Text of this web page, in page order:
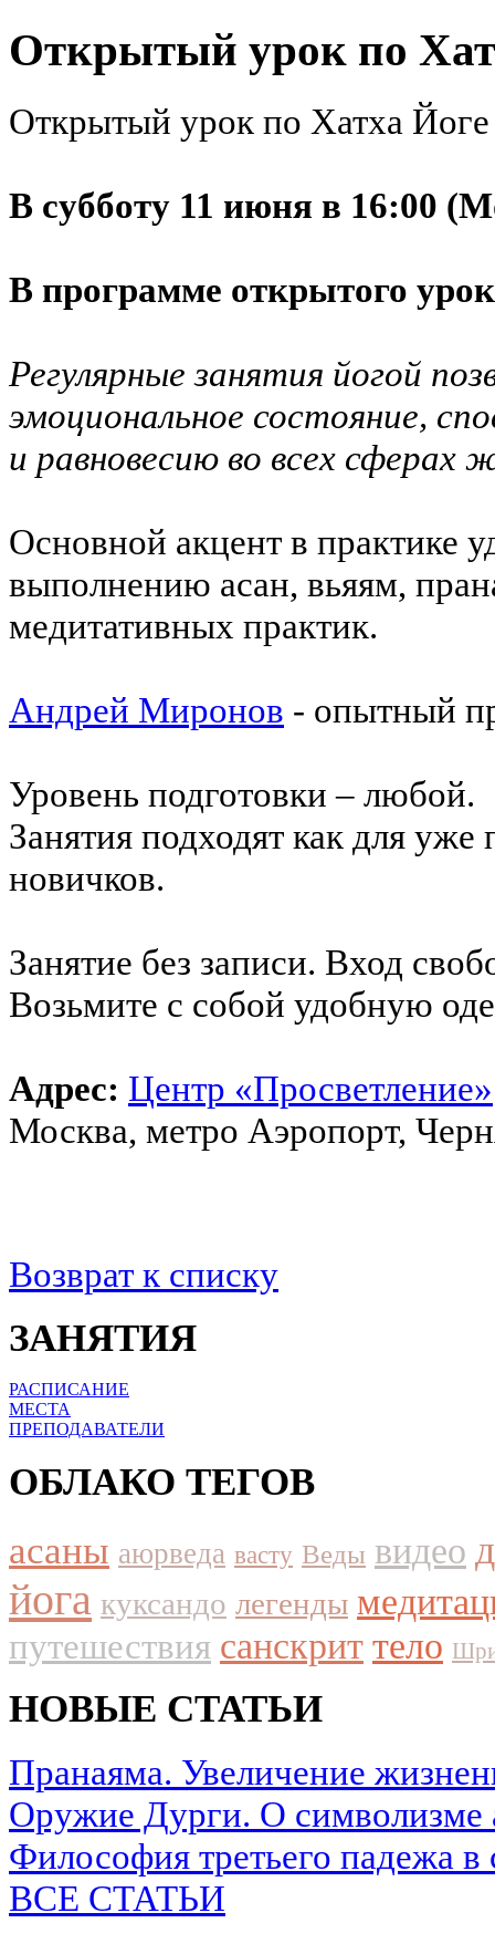
Открытый урок по
Открытый урок по Хатха Йоге
В субботу 11 июня в 16:00
В программе открытого
Регулярные занятия йогой
эмоциональное состояние,
и равновесию во всех сферах
Основной акцент в практике
выполнению асан, вьяям,
медитативных практик.
Андрей Миронов - опытный
Уровень подготовки – любой.
Занятия подходят как для
новичков.
Занятие без записи. Вход
Возьмите с собой удобную
Адрес: Центр «Просветление»
Москва, метро Аэропорт,
Возврат к списку
ЗАНЯТИЯ
РАСПИСАНИЕ
МЕСТА
ПРЕПОДАВАТЕЛИ
ОБЛАКО ТЕГОВ
асаны аюрведа васту Веды видео
йога куксандо легенды
путешествия санскрит тело
НОВЫЕ СТАТЬИ
Пранаяма. Увеличение
Оружие Дурги. О символизме
Философия третьего падежа в
ВСЕ СТАТЬИ